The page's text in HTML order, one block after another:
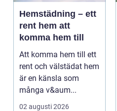
Hemstädning – ett
rent hem att
komma hem till
Att komma hem till ett
rent och välstädat hem
är en känsla som
många v&aum...
02 augusti 2026